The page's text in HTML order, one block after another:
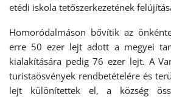
etédi iskola tetőszerkezetének
Homoródalmáson bővítik az
erre 50 ezer lejt adott a megyei
kialakítására pedig 76 ezer lejt. A
turistaösvények rendbetételére és
lejt különítettek el, a község